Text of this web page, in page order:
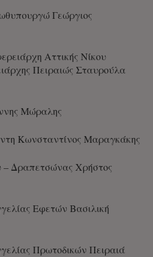
Γεώργιος
Αττικής Νίκου
Πειραιώς Σταυρούλα
Μώραλης
Κωνσταντίνος Μαραγκάκης
– Δραπετσώνας Χρήστος
Εφετών Βασιλική
Πρωτοδικών Πειραιά